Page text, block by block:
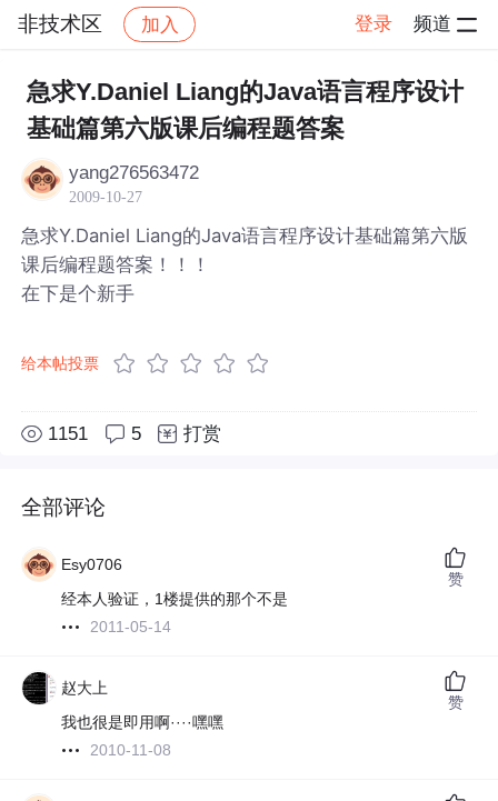
非技术区 加入 登录 频道
社区 非技术区 帖子详情
急求Y.Daniel Liang的Java语言程序设计
基础篇第六版课后编程题答案
yang276563472
2009-10-27
急求Y.Daniel Liang的Java语言程序设计基础篇第六版
课后编程题答案！！！
在下是个新手
给本帖投票
1151 5 打赏
全部评论
Esy0706
经本人验证，1楼提供的那个不是
2011-05-14
赞
赵大上
我也很是即用啊····嘿嘿
2010-11-08
赞